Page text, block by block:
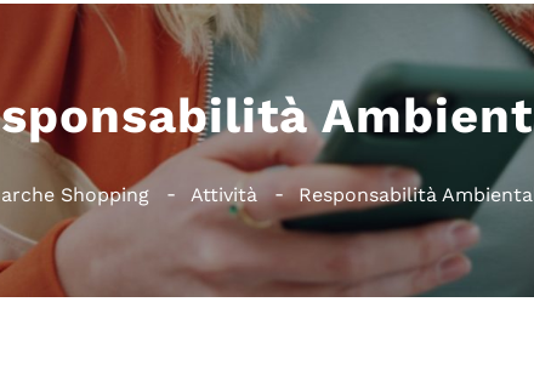
Shopping Attività Responsabilità